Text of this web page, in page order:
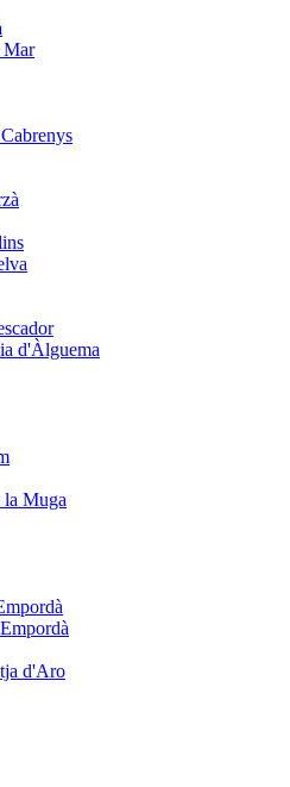
Mar
d'Àlguema
Muga
d'Aro